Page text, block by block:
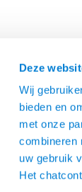
Deze
Wij
bieden en
met onze
combineren
uw gebruik
Het